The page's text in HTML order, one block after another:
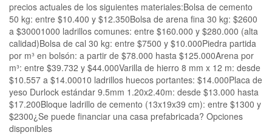
precios actuales de los siguientes materiales:Bolsa de cemento
50 kg: entre $10.400 y $12.350Bolsa de arena fina 30 kg: $2600
a $30001000 ladrillos comunes: entre $160.000 y $280.000 (alta
calidad)Bolsa de cal 30 kg: entre $7500 y $10.000Piedra partida
por m³ en bolsón: a partir de $78.000 hasta $125.000Arena por
m³: entre $39.732 y $44.000Varilla de hierro 8 mm x 12 m: desde
$10.557 a $14.00010 ladrillos huecos portantes: $14.000Placa de
yeso Durlock estándar 9.5mm 1.20x2.40m: desde $13.000 hasta
$17.200Bloque ladrillo de cemento (13x19x39 cm): entre $1300 y
$2300¿Se puede financiar una casa prefabricada? Opciones
disponibles